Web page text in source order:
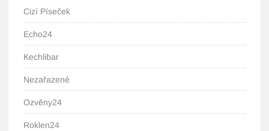
Cizí Píseček
Echo24
Kechlibar
Nezařazené
Ozvěny24
Roklen24